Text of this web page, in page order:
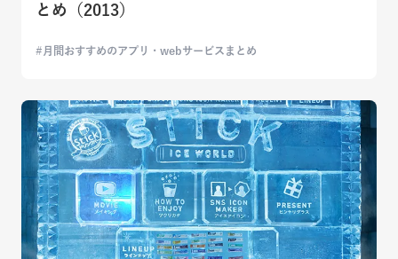
とめ（2013）
月間おすすめのアプリ・webサービスまとめ